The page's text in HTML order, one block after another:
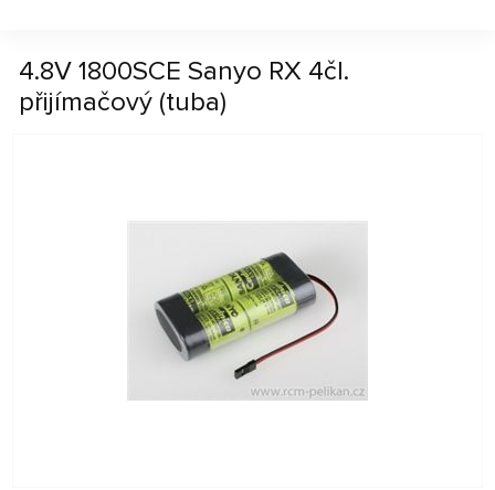
4.8V 1800SCE Sanyo RX 4čl.
přijímačový (tuba)